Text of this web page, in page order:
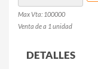
Max Vta: 100000
Venta de a 1 unidad
DETALLES